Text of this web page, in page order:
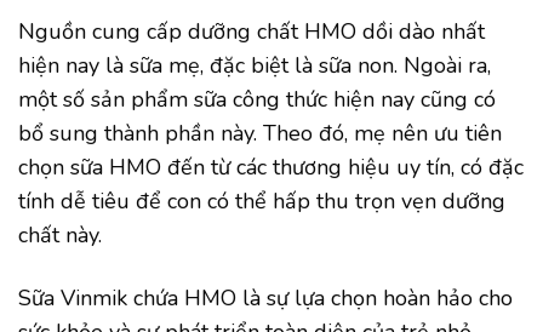
Nguồn cung cấp dưỡng chất HMO dồi dào nhất
hiện nay là sữa mẹ, đặc biệt là sữa non. Ngoài ra,
một số sản phẩm sữa công thức hiện nay cũng có
bổ sung thành phần này. Theo đó, mẹ nên ưu tiên
chọn sữa HMO đến từ các thương hiệu uy tín, có đặc
tính dễ tiêu để con có thể hấp thu trọn vẹn dưỡng
chất này.
Sữa Vinmik chứa HMO là sự lựa chọn hoàn hảo cho